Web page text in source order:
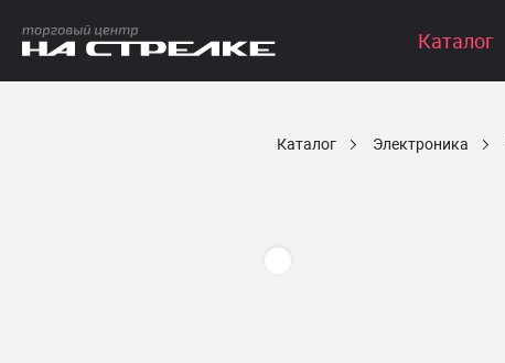
Каталог
Каталог Электроника